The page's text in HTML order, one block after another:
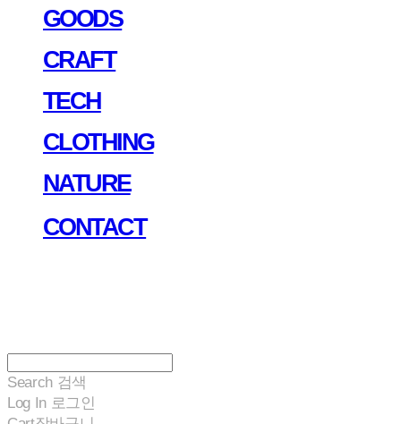
GOODS
CRAFT
TECH
CLOTHING
NATURE
CONTACT
Search 검색
Log In 로그인